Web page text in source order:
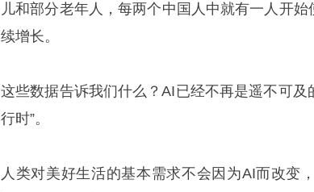
儿和部分老年人，每两个中国人中就有一人开
续增长。
这些数据告诉我们什么？AI已经不再是遥不可及
行时”。
人类对美好生活的基本需求不会因为AI而改变